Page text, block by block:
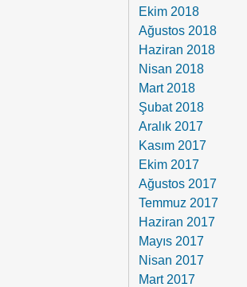
Ekim 2018
Ağustos 2018
Haziran 2018
Nisan 2018
Mart 2018
Şubat 2018
Aralık 2017
Kasım 2017
Ekim 2017
Ağustos 2017
Temmuz 2017
Haziran 2017
Mayıs 2017
Nisan 2017
Mart 2017